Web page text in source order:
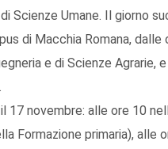
Scienze Umane. Il giorno
di Macchia Romana,
e di Scienze Agrarie,
17 novembre: alle ore 10
Formazione primaria), alle